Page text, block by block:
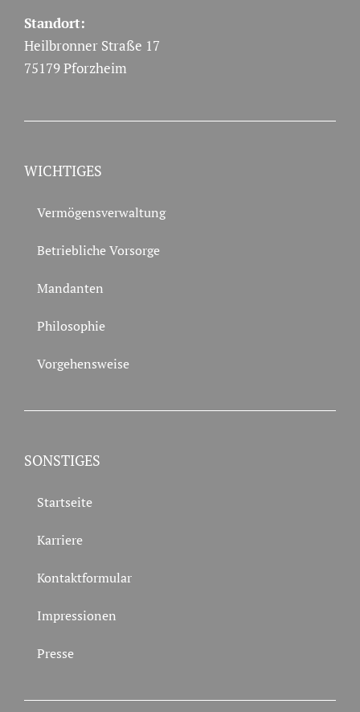
Standort:
Heilbronner Straße 17
75179 Pforzheim
WICHTIGES
Vermögensverwaltung
Betriebliche Vorsorge
Mandanten
Philosophie
Vorgehensweise
SONSTIGES
Startseite
Karriere
Kontaktformular
Impressionen
Presse